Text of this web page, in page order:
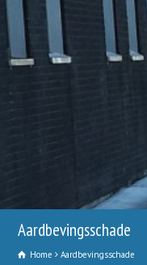
Aardbevingsschade
Home Aardbevingsschade